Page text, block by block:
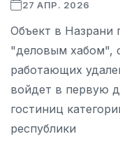
27 АПР. 2026
Объект в Назрани
"деловым хабом",
работающих
войдет в первую
гостиниц
республики